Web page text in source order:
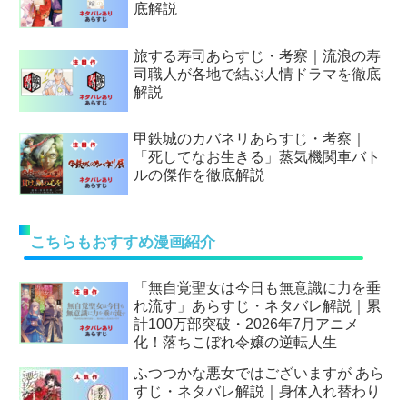
底解説
旅する寿司あらすじ・考察｜流浪の寿
司職人が各地で結ぶ人情ドラマを徹底
解説
甲鉄城のカバネリあらすじ・考察｜
「死してなお生きる」蒸気機関車バト
ルの傑作を徹底解説
こちらもおすすめ漫画紹介
「無自覚聖女は今日も無意識に力を垂
れ流す」あらすじ・ネタバレ解説｜累
計100万部突破・2026年7月アニメ
化！落ちこぼれ令嬢の逆転人生
ふつつかな悪女ではございますが あら
すじ・ネタバレ解説｜身体入れ替わり